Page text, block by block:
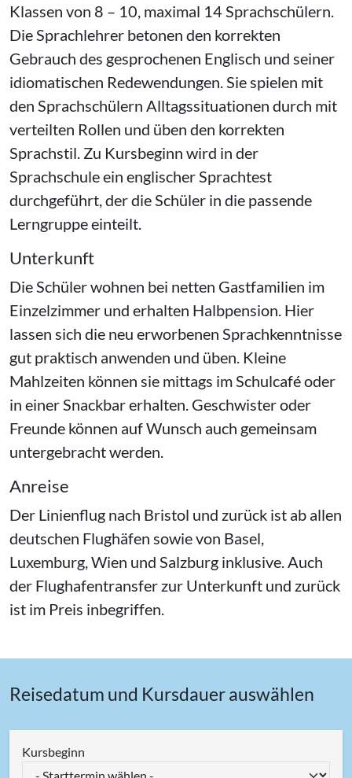
Klassen von 8 – 10, maximal 14 Sprachschülern.
Die Sprachlehrer betonen den korrekten
Gebrauch des gesprochenen Englisch und seiner
idiomatischen Redewendungen. Sie spielen mit
den Sprachschülern Alltagssituationen durch mit
verteilten Rollen und üben den korrekten
Sprachstil. Zu Kursbeginn wird in der
Sprachschule ein englischer Sprachtest
durchgeführt, der die Schüler in die passende
Lerngruppe einteilt.
Unterkunft
Die Schüler wohnen bei netten Gastfamilien im
Einzelzimmer und erhalten Halbpension. Hier
lassen sich die neu erworbenen Sprachkenntnisse
gut praktisch anwenden und üben. Kleine
Mahlzeiten können sie mittags im Schulcafé oder
in einer Snackbar erhalten. Geschwister oder
Freunde können auf Wunsch auch gemeinsam
untergebracht werden.
Anreise
Der Linienflug nach Bristol und zurück ist ab allen
deutschen Flughäfen sowie von Basel,
Luxemburg, Wien und Salzburg inklusive. Auch
der Flughafentransfer zur Unterkunft und zurück
ist im Preis inbegriffen.
Reisedatum und Kursdauer auswählen
Kursbeginn